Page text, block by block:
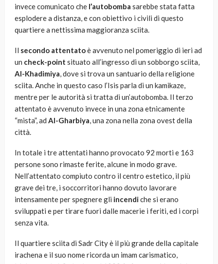
invece comunicato che l’autobomba sarebbe stata fatta
esplodere a distanza, e con obiettivo i civili di questo
quartiere a nettissima maggioranza sciita.
Il secondo attentatoè avvenuto nel pomeriggio di ieri ad
un check-point situato all’ingresso di un sobborgo sciita,
Al-Khadimiya, dove si trova un santuario della religione
sciita. Anche in questo caso l’Isis parla di un kamikaze,
mentre per le autorità si tratta di un’autobomba. Il terzo
attentato è avvenuto invece in una zona etnicamente
“mista”, ad Al-Gharbiya, una zona nella zona ovest della
città.
In totale i tre attentati hanno provocato 92 morti e 163
persone sono rimaste ferite, alcune in modo grave.
Nell’attentato compiuto contro il centro estetico, il più
grave dei tre, i soccorritori hanno dovuto lavorare
intensamente per spegnere gli incendiche si erano
sviluppati e per tirare fuori dalle macerie i feriti, ed i corpi
senza vita.
Il quartiere sciita di Sadr City è il più grande della capitale
irachena e il suo nome ricorda un imam carismatico,